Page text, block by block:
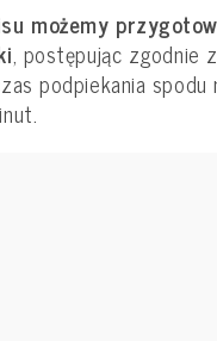
możemy
, postępując zgodnie
podpiekania spodu